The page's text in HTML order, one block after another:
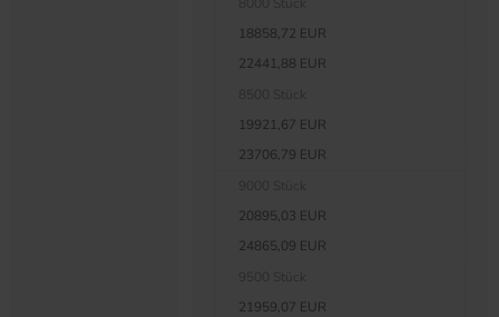
18858,72 EUR
22441,88 EUR
19921,67 EUR
23706,79 EUR
20895,03 EUR
24865,09 EUR
21959,07 EUR